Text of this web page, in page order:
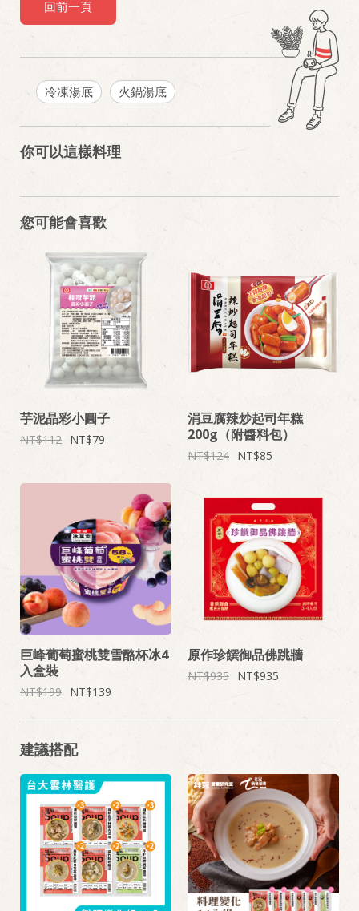
回前一頁
冷凍湯底 火鍋湯底
你可以這樣料理
您可能會喜歡
芋泥晶彩小圓子
112 79
涓豆腐辣炒起司年糕
200g（附醬料包）
124 85
巨峰葡萄蜜桃雙雪酪杯冰4
入盒裝
199 139
原作珍饌御品佛跳牆
935 935
建議搭配